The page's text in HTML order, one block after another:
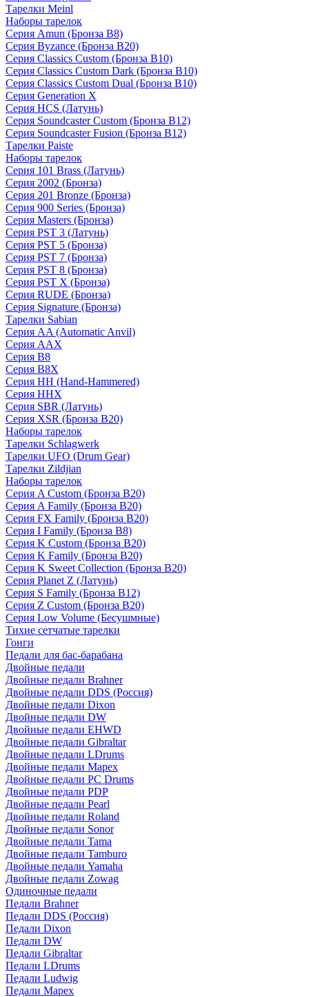
Тарелки Meinl
Наборы тарелок
Серия Amun (Бронза B8)
Серия Byzance (Бронза B20)
Серия Classics Custom (Бронза B10)
Серия Classics Custom Dark (Бронза B10)
Серия Classics Custom Dual (Бронза B10)
Серия Generation X
Серия HCS (Латунь)
Серия Soundcaster Custom (Бронза B12)
Серия Soundcaster Fusion (Бронза B12)
Тарелки Paiste
Наборы тарелок
Серия 101 Brass (Латунь)
Серия 2002 (Бронза)
Серия 201 Bronze (Бронза)
Серия 900 Series (Бронза)
Серия Masters (Бронза)
Серия PST 3 (Латунь)
Серия PST 5 (Бронза)
Серия PST 7 (Бронза)
Серия PST 8 (Бронза)
Серия PST X (Бронза)
Серия RUDE (Бронза)
Серия Signature (Бронза)
Тарелки Sabian
Серия AA (Automatic Anvil)
Серия AAX
Серия B8
Серия B8X
Серия HH (Hand-Hammered)
Серия HHX
Серия SBR (Латунь)
Серия XSR (Бронза B20)
Наборы тарелок
Тарелки Schlagwerk
Тарелки UFO (Drum Gear)
Тарелки Zildjian
Наборы тарелок
Серия A Custom (Бронза B20)
Серия A Family (Бронза B20)
Серия FX Family (Бронза B20)
Серия I Family (Бронза B8)
Серия K Custom (Бронза B20)
Серия K Family (Бронза B20)
Серия K Sweet Collection (Бронза B20)
Серия Planet Z (Латунь)
Серия S Family (Бронза B12)
Серия Z Custom (Бронза B20)
Серия Low Volume (Бесушмные)
Тихие сетчатые тарелки
Гонги
Педали для бас-барабана
Двойные педали
Двойные педали Brahner
Двойные педали DDS (Россия)
Двойные педали Dixon
Двойные педали DW
Двойные педали EHWD
Двойные педали Gibraltar
Двойные педали LDrums
Двойные педали Mapex
Двойные педали PC Drums
Двойные педали PDP
Двойные педали Pearl
Двойные педали Roland
Двойные педали Sonor
Двойные педали Tama
Двойные педали Tamburo
Двойные педали Yamaha
Двойные педали Zowag
Одиночные педали
Педали Brahner
Педали DDS (Россия)
Педали Dixon
Педали DW
Педали Gibraltar
Педали LDrums
Педали Ludwig
Педали Mapex